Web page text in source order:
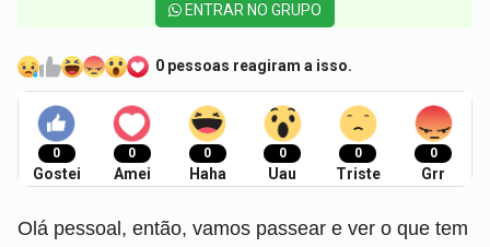
ENTRAR NO GRUPO
0 pessoas reagiram a isso.
0
Gostei
0
Amei
0
Haha
0
Uau
0
Triste
0
Grr
Olá pessoal, então, vamos passear e ver o que tem